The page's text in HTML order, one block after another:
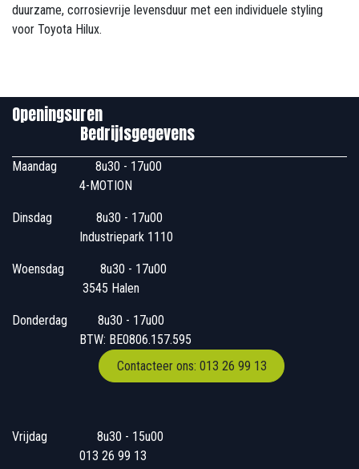
duurzame, corrosievrije levensduur met een individuele styling
voor Toyota Hilux.
Openingsuren
Bedrijfsgegevens
Maandag
​8u30 - 17u00
4-MOTION
Dinsdag
​8u30 - 17u00
Industriepark 1110
Woensdag
​​​ 8u30 - 17u00
3545 Halen
Donderdag
​​8u30 - 17u00
BTW: BE0806.157.595
Contacteer ons: 013 26 99 13
Vrijdag
​8u30 - 15u00
013 26 99 13